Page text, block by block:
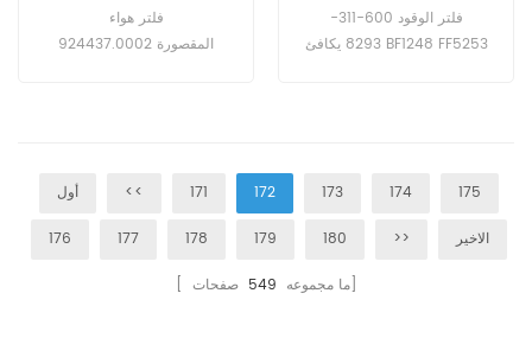
SKL46715 SC60100
فلتر هواء
المقصورة 924437.0002
P550106
فلتر الوقود 600-311-
8293 يكافئ BF1248 FF5253
أول << 171 172 173 174 175
176 177 178 179 180 >> الاخير
[ ما مجموعه 549 صفحات]